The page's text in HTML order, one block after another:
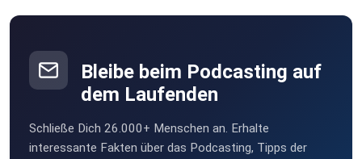
Buddys!
Bleibe beim Podcasting auf
dem Laufenden
Schließe Dich 26.000+ Menschen an. Erhalte
interessante Fakten über das Podcasting, Tipps der